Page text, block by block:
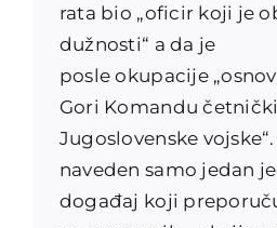
rata bio „oficir koji je
dužnosti“ a da je
posle okupacije
Gori Komandu
Jugoslovenske
naveden samo jedan
događaj koji